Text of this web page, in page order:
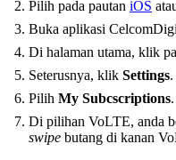
Pilih pada pautan iOS
Buka aplikasi
Di halaman utama, klik
Seterusnya, klik Settings.
Pilih My Subcscriptions.
Di pilihan VoLTE, anda
swipe butang di kanan